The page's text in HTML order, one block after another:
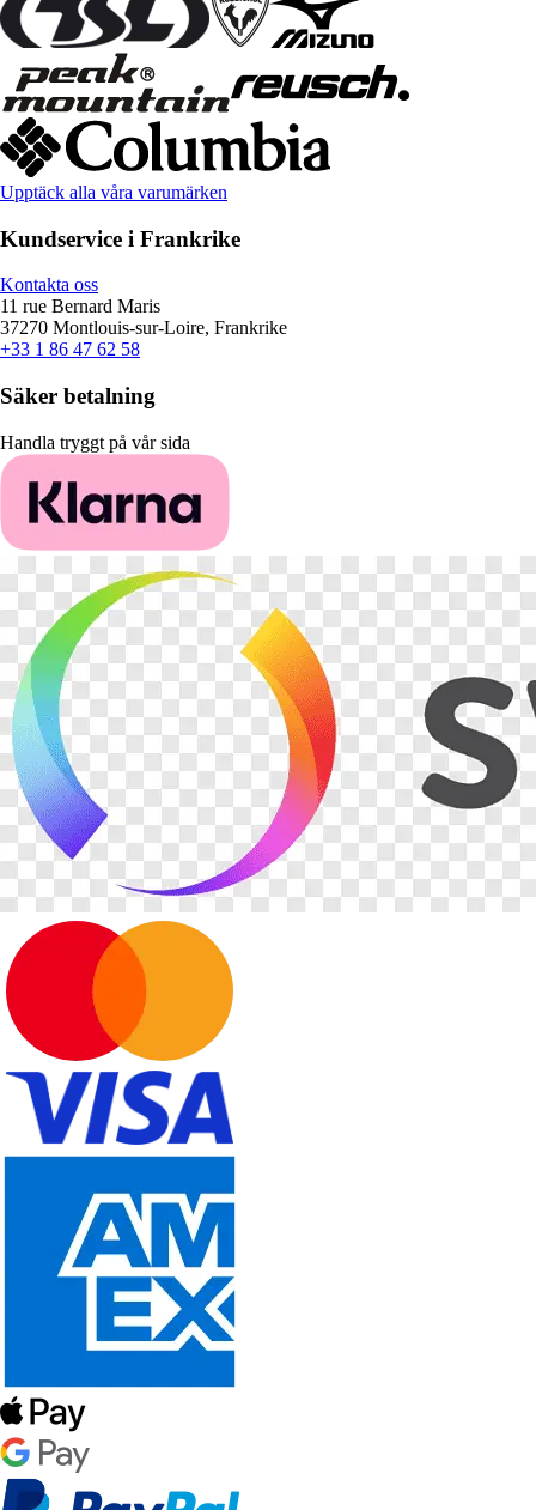
Upptäck alla våra varumärken
Kundservice i Frankrike
Kontakta oss
11 rue Bernard Maris
37270 Montlouis-sur-Loire, Frankrike
+33 1 86 47 62 58
Säker betalning
Handla tryggt på vår sida